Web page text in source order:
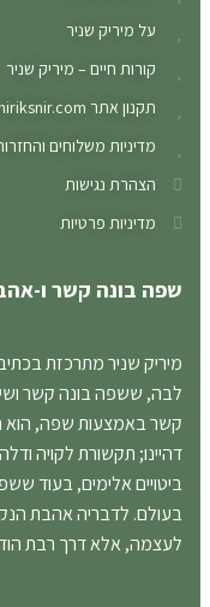
על מיריק שניר
קורות חיים – מיריק שניר
תקנון אתר miriksnir.com
מדיניות משלוחים
הצהרת נגישות
מדיניות פרטיות
שפה בונה קשר ו-
מיריק שניר מתרכזת
לבה, ששפה בונה קשר
קשר באמצעות שפה, הוא
דהיינו; תקשורת לקויה
ביטויים אלימים, בעוד
בעולם. לדבריה אהבת
לעצמה, אלא דרך רבת